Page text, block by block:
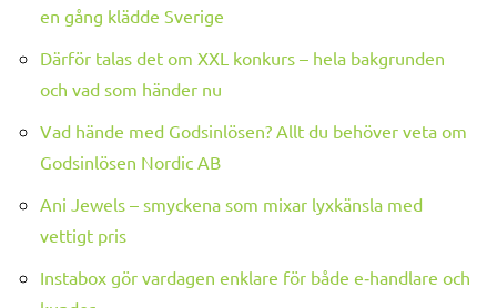
en gång klädde Sverige
Därför talas det om XXL konkurs – hela bakgrunden
och vad som händer nu
Vad hände med Godsinlösen? Allt du behöver veta om
Godsinlösen Nordic AB
Ani Jewels – smyckena som mixar lyxkänsla med
vettigt pris
Instabox gör vardagen enklare för både e‑handlare och